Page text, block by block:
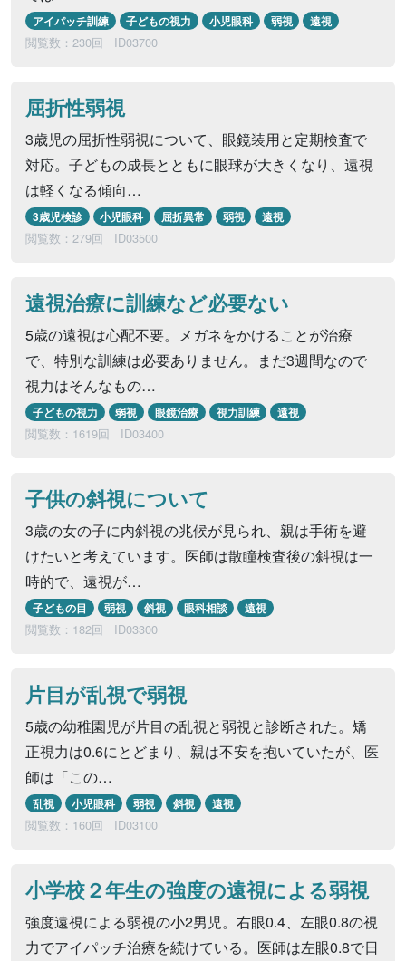
アイパッチ訓練 子どもの視力 小児眼科 弱視 遠視
閲覧数：230回 ID03700
屈折性弱視
3歳児の屈折性弱視について、眼鏡装用と定期検査で
対応。子どもの成長とともに眼球が大きくなり、遠視
は軽くなる傾向…
3歳児検診 小児眼科 屈折異常 弱視 遠視
閲覧数：279回 ID03500
遠視治療に訓練など必要ない
5歳の遠視は心配不要。メガネをかけることが治療
で、特別な訓練は必要ありません。まだ3週間なので
視力はそんなもの…
子どもの視力 弱視 眼鏡治療 視力訓練 遠視
閲覧数：1619回 ID03400
子供の斜視について
3歳の女の子に内斜視の兆候が見られ、親は手術を避
けたいと考えています。医師は散瞳検査後の斜視は一
時的で、遠視が…
子どもの目 弱視 斜視 眼科相談 遠視
閲覧数：182回 ID03300
片目が乱視で弱視
5歳の幼稚園児が片目の乱視と弱視と診断された。矯
正視力は0.6にとどまり、親は不安を抱いていたが、医
師は「この…
乱視 小児眼科 弱視 斜視 遠視
閲覧数：160回 ID03100
小学校２年生の強度の遠視による弱視
強度遠視による弱視の小2男児。右眼0.4、左眼0.8の視
力でアイパッチ治療を続けている。医師は左眼0.8で日